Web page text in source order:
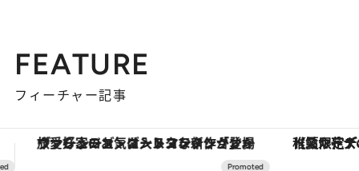
FEATURE
フィーチャー記事
【夏限定ディナーコース】旬を迎える稚鮎や花ズッキーニなどをイタリア・トスカーナの郷土料理の手法で満喫！